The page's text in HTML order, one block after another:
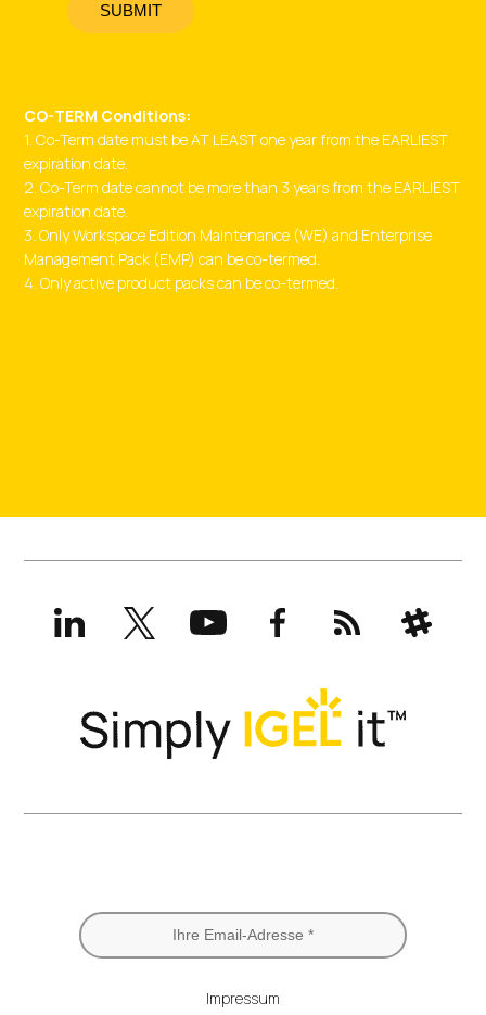
SUBMIT
CO-TERM Conditions:
1. Co-Term date must be AT LEAST one year from the EARLIEST
expiration date.
2. Co-Term date cannot be more than 3 years from the EARLIEST
expiration date.
3. Only Workspace Edition Maintenance (WE) and Enterprise
Management Pack (EMP) can be co-termed.
4. Only active product packs can be co-termed.
LinkedInX
(formerly
Twitter)
YouTubeFacebookRSS Slack
Impressum